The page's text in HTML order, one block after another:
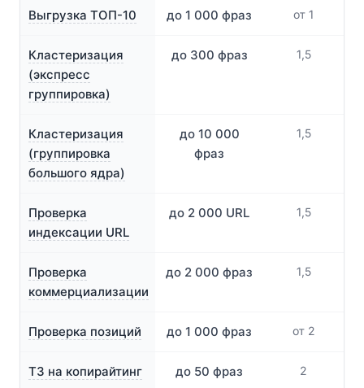
Выгрузка ТОП-10 до 1 000 фраз от 1
Кластеризация
(экспресс
группировка)
до 300 фраз 1,5
Кластеризация
(группировка
большого ядра)
до 10 000
фраз
1,5
Проверка
индексации URL
до 2 000 URL 1,5
Проверка
коммерциализации
до 2 000 фраз 1,5
Проверка позиций до 1 000 фраз от 2
ТЗ на копирайтинг до 50 фраз 2